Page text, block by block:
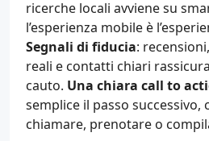
ricerche locali avviene su
l’esperienza mobile è
Segnali di fiducia:
reali e contatti chiari
cauto. Una chiara call to
semplice il passo successivo,
chiamare, prenotare o